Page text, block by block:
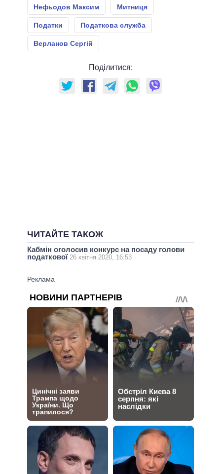
Нефьодов Максим Митниця
Податки Податкова служба
Верланов Сергій
Поділитися:
ЧИТАЙТЕ ТАКОЖ
Кабмін оголосив конкурс на посаду голови
податкової 26 квітня 2020, 16:53